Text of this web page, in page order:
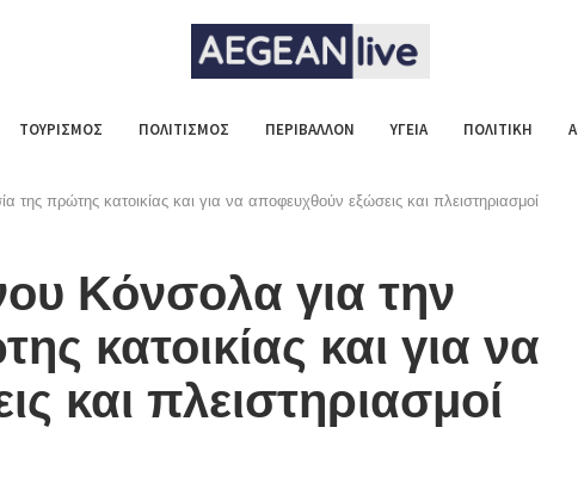
ΤΟΥΡΙΣΜΟΣ ΠΟΛΙΤΙΣΜΟΣ ΠΕΡΙΒΑΛΛΟΝ ΥΓΕΙΑ ΠΟΛΙΤΙΚΗ
πρώτης κατοικίας και για να αποφευχθούν εξώσεις και πλειστηριασμοί
Κόνσολα για την
κατοικίας και για να
και πλειστηριασμοί